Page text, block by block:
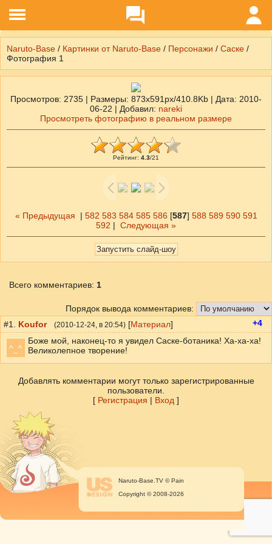
Naruto-Base / Картинки от Naruto-Base / Персонажи / Саске /
Фотография 1
Просмотров: 2735 | Размеры: 873x591px/410.8Kb | Дата: 2010-
06-22 | Добавил: nareki
Просмотреть фотографию в реальном размере
Рейтинг: 4.3/21
« Предыдущая | 582 583 584 585 586 [587] 588 589 590 591
592 | Следующая »
Всего комментариев: 1
Порядок вывода комментариев:
#1. Koufor (2010-12-24 , в 20:54) [Материал]
^_^
Боже мой, наконец-то я увидел Саске-ботаника! Ха-ха-ха!
Великолепное творение!
+4
Добавлять комментарии могут только зарегистрированные
пользователи.
[ Регистрация | Вход ]
Naruto-Base.TV © Pain
Copyright © 2008-2026